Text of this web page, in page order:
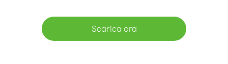
Scarica ora